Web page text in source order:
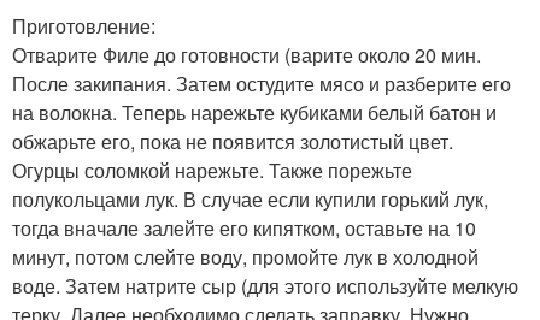
Приготовление:
Отварите Филе до готовности (варите около 20 мин.
После закипания. Затем остудите мясо и разберите его
на волокна. Теперь нарежьте кубиками белый батон и
обжарьте его, пока не появится золотистый цвет.
Огурцы соломкой нарежьте. Также порежьте
полукольцами лук. В случае если купили горький лук,
тогда вначале залейте его кипятком, оставьте на 10
минут, потом слейте воду, промойте лук в холодной
воде. Затем натрите сыр (для этого используйте мелкую
терку. Далее необходимо сделать заправку. Нужно